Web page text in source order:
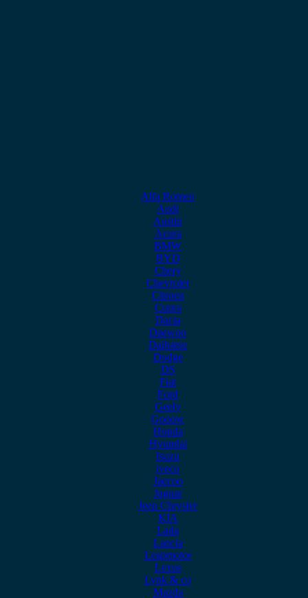
Alfa Romeo
Audi
Austin
Acura
BMW
BYD
Chery
Chevrolet
Citroen
Cupra
Dacia
Daewoo
Daihatsu
Dodge
DS
Fiat
Ford
Geely
Gonow
Honda
Hyundai
Isuzu
iveco
Jaecoo
Jaguar
Jeep Chrysler
KIA
Lada
Lancia
Leapmotor
Lexus
Lynk & co
Mazda